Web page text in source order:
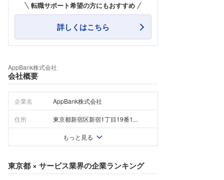
転職サポート希望の方にもおすすめ
詳しくはこちら
AppBank株式会社
会社概要
企業名 AppBank株式会社
住所 東京都新宿区新宿1丁目19番1...
もっと見る
東京都 × サービス業界の企業ランキング